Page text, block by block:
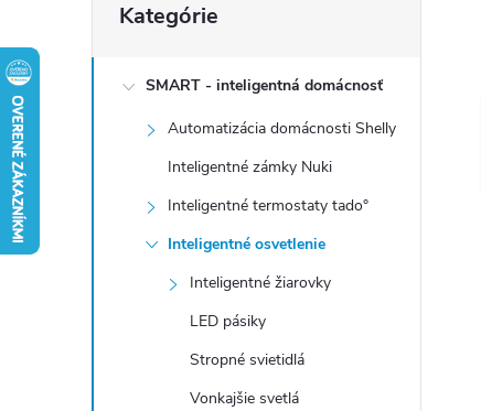
o
kategórie
Kategórie
SMART - inteligentná domácnosť
Automatizácia domácnosti Shelly
Inteligentné zámky Nuki
Inteligentné termostaty tado°
Inteligentné osvetlenie
Inteligentné žiarovky
LED pásiky
Stropné svietidlá
Vonkajšie svetlá